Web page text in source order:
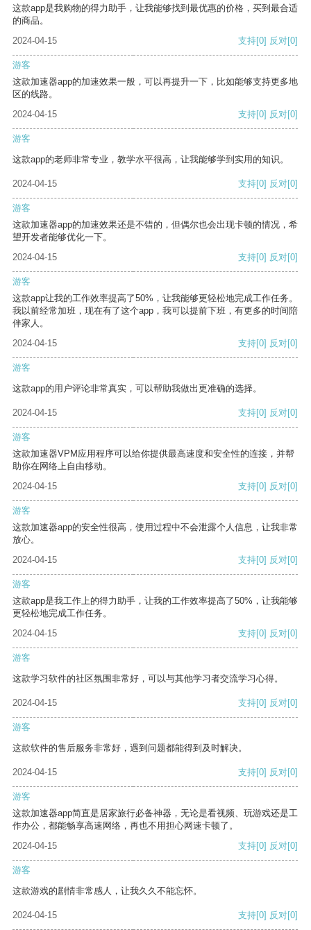
这款app是我购物的得力助手，让我能够找到最优惠的价格，买到最合适
的商品。
2024-04-15
支持[0] 反对[0]
游客
这款加速器app的加速效果一般，可以再提升一下，比如能够支持更多地
区的线路。
2024-04-15
支持[0] 反对[0]
游客
这款app的老师非常专业，教学水平很高，让我能够学到实用的知识。
2024-04-15 支持[0] 反对[0]
游客
这款加速器app的加速效果还是不错的，但偶尔也会出现卡顿的情况，希
望开发者能够优化一下。
2024-04-15
支持[0] 反对[0]
游客
这款app让我的工作效率提高了50%，让我能够更轻松地完成工作任务。
我以前经常加班，现在有了这个app，我可以提前下班，有更多的时间陪
伴家人。
2024-04-15
支持[0] 反对[0]
游客
这款app的用户评论非常真实，可以帮助我做出更准确的选择。
2024-04-15 支持[0] 反对[0]
游客
这款加速器VPM应用程序可以给你提供最高速度和安全性的连接，并帮
助你在网络上自由移动。
2024-04-15
支持[0] 反对[0]
游客
这款加速器app的安全性很高，使用过程中不会泄露个人信息，让我非常
放心。
2024-04-15
支持[0] 反对[0]
游客
这款app是我工作上的得力助手，让我的工作效率提高了50%，让我能够
更轻松地完成工作任务。
2024-04-15
支持[0] 反对[0]
游客
这款学习软件的社区氛围非常好，可以与其他学习者交流学习心得。
2024-04-15 支持[0] 反对[0]
游客
这款软件的售后服务非常好，遇到问题都能得到及时解决。
2024-04-15 支持[0] 反对[0]
游客
这款加速器app简直是居家旅行必备神器，无论是看视频、玩游戏还是工
作办公，都能畅享高速网络，再也不用担心网速卡顿了。
2024-04-15
支持[0] 反对[0]
游客
这款游戏的剧情非常感人，让我久久不能忘怀。
2024-04-15 支持[0] 反对[0]